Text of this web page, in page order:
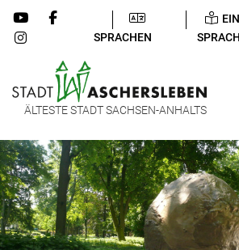
SPRACHEN
ÄLTESTE STADT SACHSEN-ANHALTS